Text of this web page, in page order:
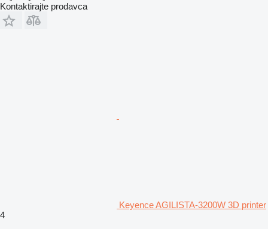
Kontaktirajte prodavca
Keyence AGILISTA-3200W 3D printer
4